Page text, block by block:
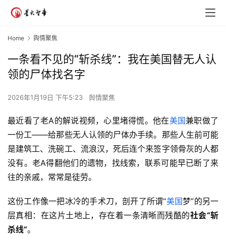
Home 舆情聚焦
一条看不见的“斩杀线”：我在美国替无人认
领的尸体找名字
2026年1月19日 下午5:23 舆情聚焦
最近看了老A的解说视频，心里堵得慌。他在美国兼职做了
一份工——给那些无人认领的尸体办手续。那些人生前可能
是建筑工、洗碗工、流浪汉，死后连个来签字领骨灰的人都
没有。老A得翻他们的遗物，找线索，联系可能早已断了来
往的亲戚，常常是徒劳。
这份工作像一把冰冷的手术刀，剖开了所谓“美国梦”的另一
层真相：在这片土地上，存在着一条清晰而残酷的社会“斩
杀线”。